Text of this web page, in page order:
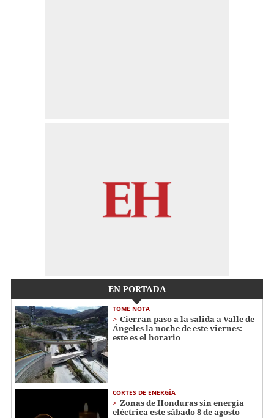
EN PORTADA
TOME NOTA
Cierran paso a la salida a Valle de
Ángeles la noche de este viernes:
este es el horario
CORTES DE ENERGÍA
Zonas de Honduras sin energía
eléctrica este sábado 8 de agosto